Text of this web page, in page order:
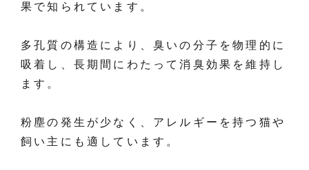
果で知られています。
多孔質の構造により、臭いの分子を物理的に
吸着し、長期間にわたって消臭効果を維持し
ます。
粉塵の発生が少なく、アレルギーを持つ猫や
飼い主にも適しています。